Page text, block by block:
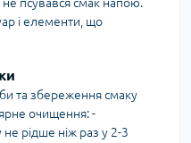
і елементи, що
та збереження смаку
очищення: -
рідше ніж раз у 2-3